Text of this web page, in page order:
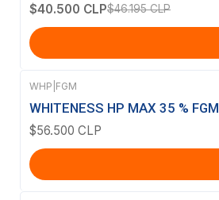
$40.500 CLP$46.195 CLP
WHP FGM
WHITENESS HP MAX 35 % FGM
$56.500 CLP